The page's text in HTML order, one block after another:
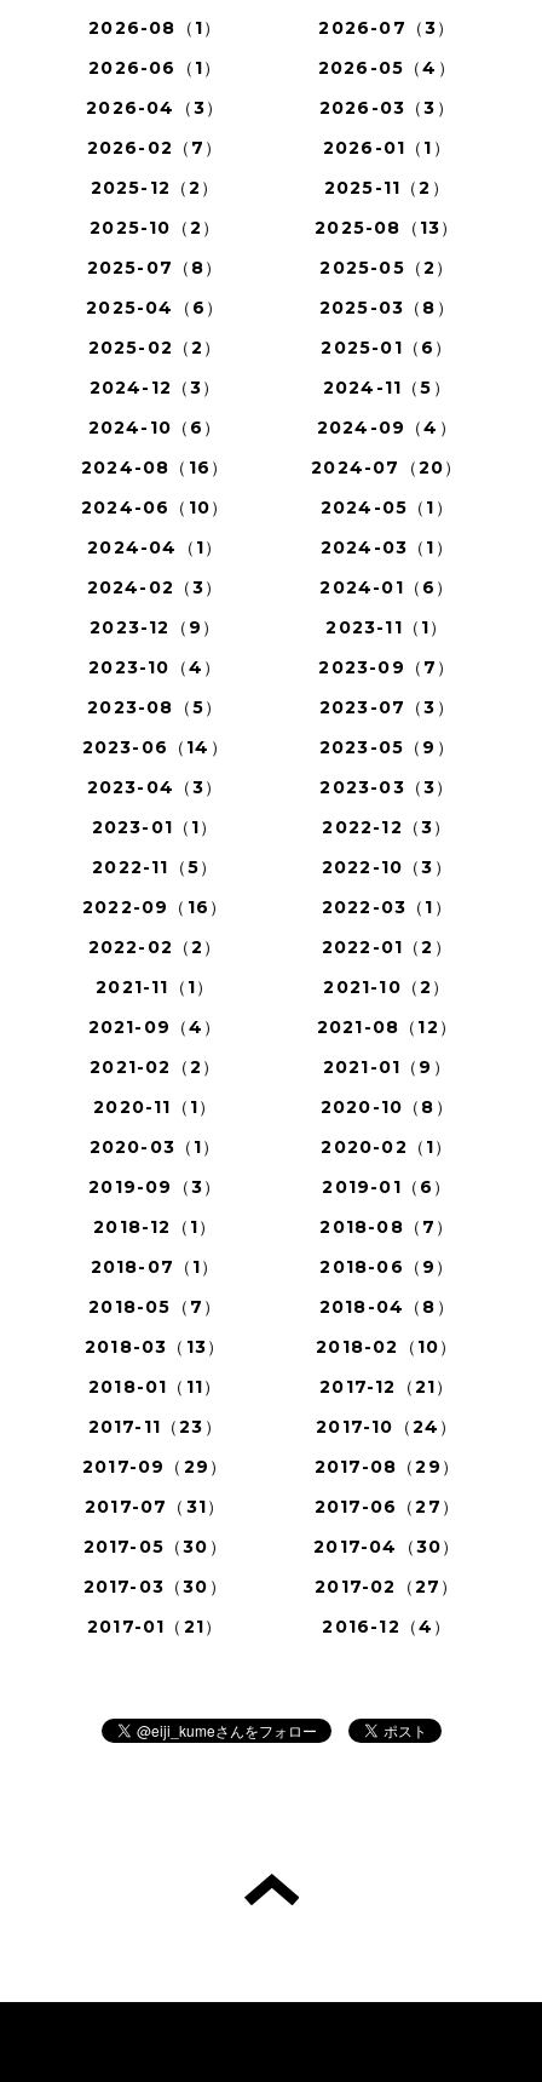
2026-08（1）
2026-07（3）
2026-06（1）
2026-05（4）
2026-04（3）
2026-03（3）
2026-02（7）
2026-01（1）
2025-12（2）
2025-11（2）
2025-10（2）
2025-08（13）
2025-07（8）
2025-05（2）
2025-04（6）
2025-03（8）
2025-02（2）
2025-01（6）
2024-12（3）
2024-11（5）
2024-10（6）
2024-09（4）
2024-08（16）
2024-07（20）
2024-06（10）
2024-05（1）
2024-04（1）
2024-03（1）
2024-02（3）
2024-01（6）
2023-12（9）
2023-11（1）
2023-10（4）
2023-09（7）
2023-08（5）
2023-07（3）
2023-06（14）
2023-05（9）
2023-04（3）
2023-03（3）
2023-01（1）
2022-12（3）
2022-11（5）
2022-10（3）
2022-09（16）
2022-03（1）
2022-02（2）
2022-01（2）
2021-11（1）
2021-10（2）
2021-09（4）
2021-08（12）
2021-02（2）
2021-01（9）
2020-11（1）
2020-10（8）
2020-03（1）
2020-02（1）
2019-09（3）
2019-01（6）
2018-12（1）
2018-08（7）
2018-07（1）
2018-06（9）
2018-05（7）
2018-04（8）
2018-03（13）
2018-02（10）
2018-01（11）
2017-12（21）
2017-11（23）
2017-10（24）
2017-09（29）
2017-08（29）
2017-07（31）
2017-06（27）
2017-05（30）
2017-04（30）
2017-03（30）
2017-02（27）
2017-01（21）
2016-12（4）